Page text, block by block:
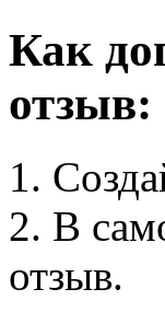
Как
отзыв:
1.
2. В
отзыв.